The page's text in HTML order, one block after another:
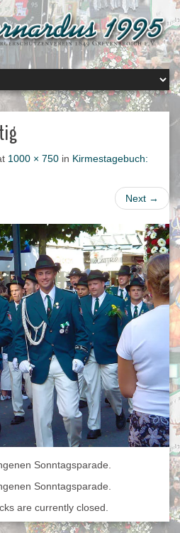
1000 × 750 in Kirmestagebuch:
Next →
Sonntagsparade.
Sonntagsparade.
are currently closed.